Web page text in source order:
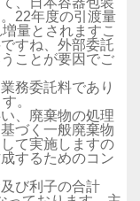
22年度の引渡量
量とされますこ
すね、外部委託
ことが要因でご
務委託料であり
。
、廃棄物の処理
づく一般廃棄物
て実施しますの
するためのコン
び利子の合計